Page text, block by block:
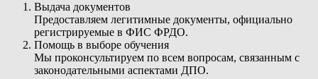
Выдача документов
Предоставляем легитимные документы, официально
регистрируемые в ФИС ФРДО.
Помощь в выборе обучения
Мы проконсультируем по всем вопросам, связанным с
законодательными аспектами ДПО.